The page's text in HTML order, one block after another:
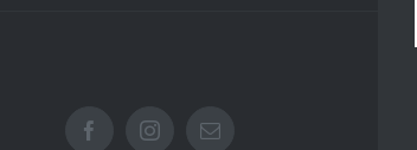
FacebookInstagramEmail